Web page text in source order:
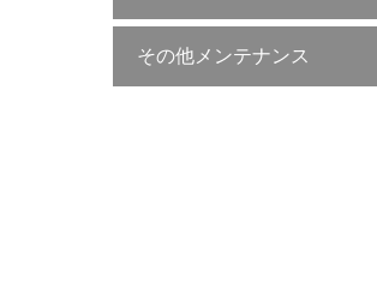
その他メンテナンス